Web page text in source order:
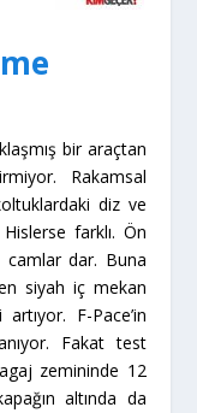
bir araçtan
Rakamsal
diz ve
farklı. Ön
camlar dar. Buna
siyah iç mekan
F-Pace’in
Fakat test
zemininde 12
altında da